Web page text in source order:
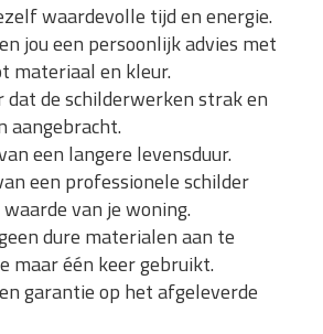
waardevolle tijd en energie.
jou een persoonlijk advies met
materiaal en kleur.
dat de schilderwerken strak en
aangebracht.
een langere levensduur.
een professionele schilder
van je woning.
dure materialen aan te
maar één keer gebruikt.
garantie op het afgeleverde